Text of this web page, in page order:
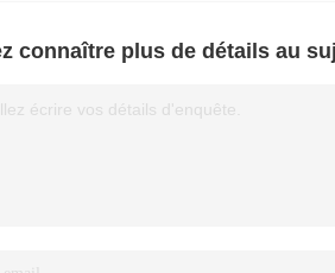
connaître plus de détails au
écrire vos détails d'enquête.